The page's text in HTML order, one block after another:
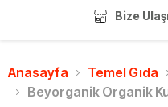
Bize
Anasayfa Temel Gıda
Beyorganik Organik